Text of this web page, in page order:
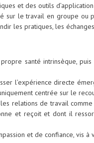
et des outils
sur le travail en groupe ou
les pratiques, les
santé intrinsèque,
l’expérience directe
centrée sur le
relations de travail
et reçoit et dont il
et de confiance, vis à